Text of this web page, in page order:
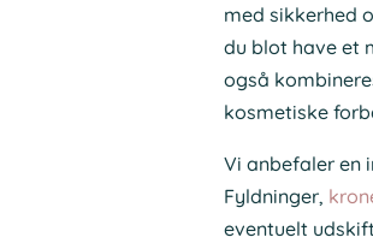
med sikkerhed
du blot have et
også
kosmetiske
Vi anbefaler en
Fyldninger,
eventuelt